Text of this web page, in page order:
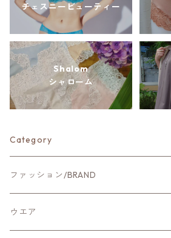
チェスニービューティー
Shalom
シャローム
Category
ファッション/BRAND
新作ファッション
ウエア